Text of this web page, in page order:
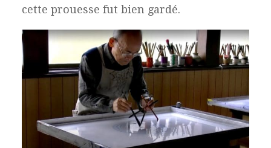
cette prouesse fut bien gardé.